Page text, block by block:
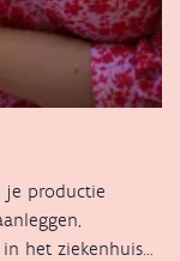
je productie
het ziekenhuis…